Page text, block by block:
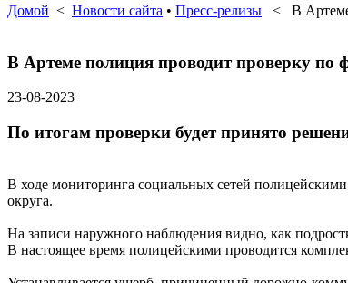
Домой < Новости сайта • Пресс-релизы < В Артеме
В Артеме полиция проводит проверку по
23-08-2023
По итогам проверки будет принято
В ходе мониторинга социальных сетей
округа.
На записи наружного наблюдения видно, как
В настоящее время полицейскими проводится